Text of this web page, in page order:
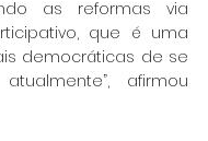
as reformas via
que é uma
democráticas de se
afirmou